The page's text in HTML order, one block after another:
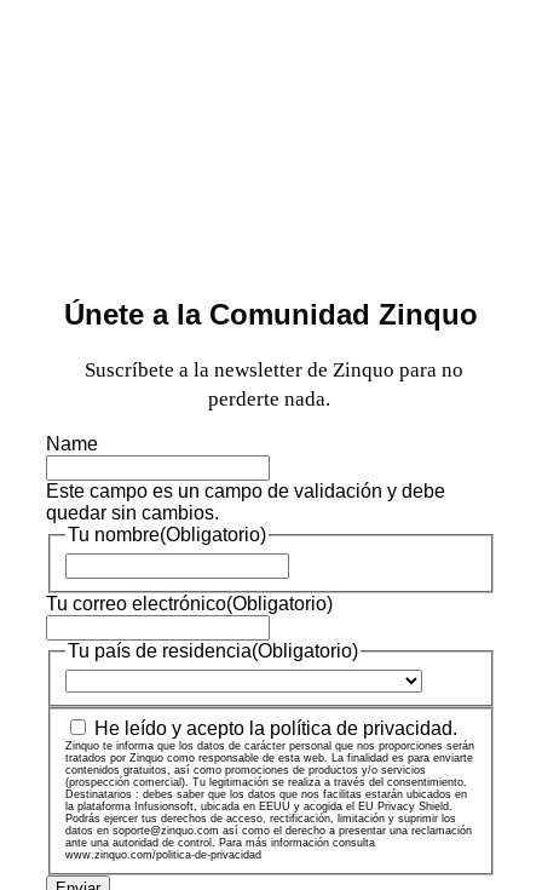
Únete a la Comunidad Zinquo
Suscríbete a la newsletter de Zinquo para no
perderte nada.
Name
Este campo es un campo de validación y debe
quedar sin cambios.
Tu nombre(Obligatorio)
Tu correo electrónico(Obligatorio)
Tu país de residencia(Obligatorio)
Zinquo
te
informa
que
los
datos
de
carácter
He leído y acepto la política de privacidad.
Zinquo te informa que los datos de carácter personal que nos proporciones serán
tratados por Zinquo como responsable de esta web. La finalidad es para enviarte
contenidos gratuitos, así como promociones de productos y/o servicios
(prospección comercial). Tu legitimación se realiza a través del consentimiento.
Destinatarios : debes saber que los datos que nos facilitas estarán ubicados en
la plataforma Infusionsoft, ubicada en EEUU y acogida el EU Privacy Shield.
Podrás ejercer tus derechos de acceso, rectificación, limitación y suprimir los
datos en soporte@zinquo.com así como el derecho a presentar una reclamación
ante una autoridad de control. Para más información consulta
www.zinquo.com/politica-de-privacidad